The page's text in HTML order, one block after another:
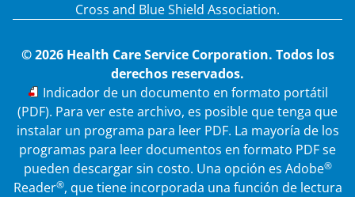
Cross and Blue Shield Association.
© 2026 Health Care Service Corporation. Todos los
derechos reservados.
PDF
Indicador de un documento en formato portátil
(PDF). Para ver este archivo, es posible que tenga que
instalar un programa para leer PDF. La mayoría de los
programas para leer documentos en formato PDF se
pueden descargar sin costo. Una opción es Adobe®
Reader®, que tiene incorporada una función de lectura